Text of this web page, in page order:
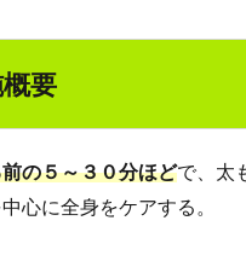
要
の５～３０分ほどで、太
心に全身をケアする。